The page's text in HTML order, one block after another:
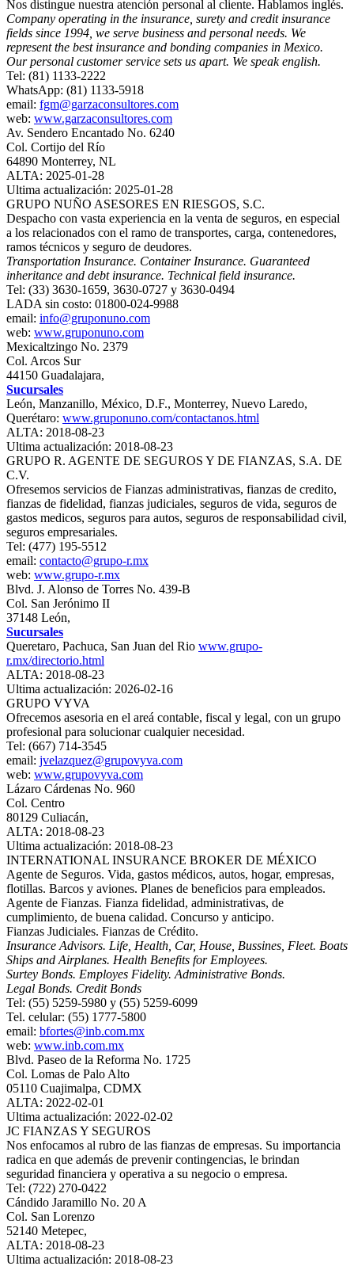
Nos distingue nuestra atención personal al cliente. Hablamos inglés.
Company operating in the insurance, surety and credit insurance
fields since 1994, we serve business and personal needs. We
represent the best insurance and bonding companies in Mexico.
Our personal customer service sets us apart. We speak english.
Tel: (81) 1133-2222
WhatsApp: (81) 1133-5918
email: fgm@garzaconsultores.com
web: www.garzaconsultores.com
Av. Sendero Encantado No. 6240
Col. Cortijo del Río
64890 Monterrey, NL
ALTA: 2025-01-28
Ultima actualización: 2025-01-28
GRUPO NUÑO ASESORES EN RIESGOS, S.C.
Despacho con vasta experiencia en la venta de seguros, en especial
a los relacionados con el ramo de transportes, carga, contenedores,
ramos técnicos y seguro de deudores.
Transportation Insurance. Container Insurance. Guaranteed
inheritance and debt insurance. Technical field insurance.
Tel: (33) 3630-1659, 3630-0727 y 3630-0494
LADA sin costo: 01800-024-9988
email: info@gruponuno.com
web: www.gruponuno.com
Mexicaltzingo No. 2379
Col. Arcos Sur
44150 Guadalajara,
Sucursales
León, Manzanillo, México, D.F., Monterrey, Nuevo Laredo,
Querétaro: www.gruponuno.com/contactanos.html
ALTA: 2018-08-23
Ultima actualización: 2018-08-23
GRUPO R. AGENTE DE SEGUROS Y DE FIANZAS, S.A. DE
C.V.
Ofresemos servicios de Fianzas administrativas, fianzas de credito,
fianzas de fidelidad, fianzas judiciales, seguros de vida, seguros de
gastos medicos, seguros para autos, seguros de responsabilidad civil,
seguros empresariales.
Tel: (477) 195-5512
email: contacto@grupo-r.mx
web: www.grupo-r.mx
Blvd. J. Alonso de Torres No. 439-B
Col. San Jerónimo II
37148 León,
Sucursales
Queretaro, Pachuca, San Juan del Rio www.grupo-
r.mx/directorio.html
ALTA: 2018-08-23
Ultima actualización: 2026-02-16
GRUPO VYVA
Ofrecemos asesoria en el areá contable, fiscal y legal, con un grupo
profesional para solucionar cualquier necesidad.
Tel: (667) 714-3545
email: jvelazquez@grupovyva.com
web: www.grupovyva.com
Lázaro Cárdenas No. 960
Col. Centro
80129 Culiacán,
ALTA: 2018-08-23
Ultima actualización: 2018-08-23
INTERNATIONAL INSURANCE BROKER DE MÉXICO
Agente de Seguros. Vida, gastos médicos, autos, hogar, empresas,
flotillas. Barcos y aviones. Planes de beneficios para empleados.
Agente de Fianzas. Fianza fidelidad, administrativas, de
cumplimiento, de buena calidad. Concurso y anticipo.
Fianzas Judiciales. Fianzas de Crédito.
Insurance Advisors. Life, Health, Car, House, Bussines, Fleet. Boats
Ships and Airplanes. Health Benefits for Employees.
Surtey Bonds. Employes Fidelity. Administrative Bonds.
Legal Bonds. Credit Bonds
Tel: (55) 5259-5980 y (55) 5259-6099
Tel. celular: (55) 1777-5800
email: bfortes@inb.com.mx
web: www.inb.com.mx
Blvd. Paseo de la Reforma No. 1725
Col. Lomas de Palo Alto
05110 Cuajimalpa, CDMX
ALTA: 2022-02-01
Ultima actualización: 2022-02-02
JC FIANZAS Y SEGUROS
Nos enfocamos al rubro de las fianzas de empresas. Su importancia
radica en que además de prevenir contingencias, le brindan
seguridad financiera y operativa a su negocio o empresa.
Tel: (722) 270-0422
Cándido Jaramillo No. 20 A
Col. San Lorenzo
52140 Metepec,
ALTA: 2018-08-23
Ultima actualización: 2018-08-23